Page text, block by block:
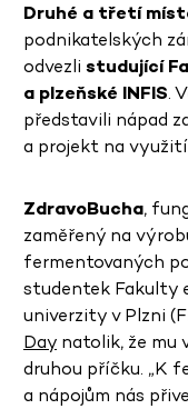
Druhé a třetí
podnikatelských
odvezli studující
a plzeňské INFIS.
představili nápad
a projekt na
ZdravoBucha,
zaměřený na
fermentovaných
studentek Fakulty
univerzity v Plzni
Day natolik, že mu
druhou příčku. „K
a nápojům nás